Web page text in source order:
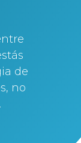
de
no